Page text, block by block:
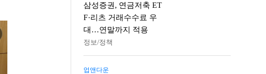
삼성증권, 연금저축 ET
F·리츠 거래수수료 우
대…연말까지 적용
정보/정책
업앤다운